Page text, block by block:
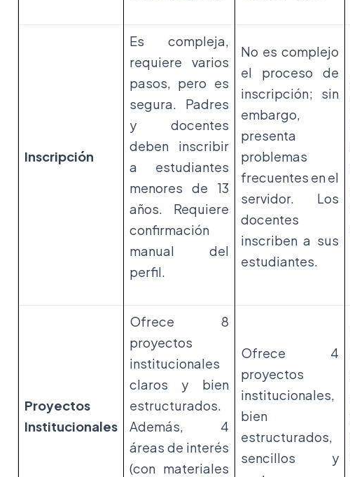
Inscripción
Es compleja,
requiere varios
pasos, pero es
segura. Padres
y docentes
deben inscribir
a estudiantes
menores de 13
años. Requiere
confirmación
manual del
perfil.
No es complejo
el proceso de
inscripción; sin
embargo,
presenta
problemas
frecuentes en el
servidor. Los
docentes
inscriben a sus
estudiantes.
Proyectos
Institucionales
Ofrece 8
proyectos
institucionales
claros y bien
estructurados.
Además, 4
áreas de interés
(con materiales
Ofrece 4
proyectos
institucionales,
bien
estructurados,
sencillos y